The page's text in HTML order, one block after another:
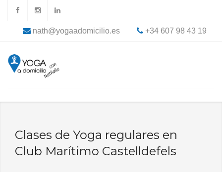
nath@yogaadomicilio.es +34 607 98 43 19
Clases de Yoga regulares en
Club Marítimo Castelldefels